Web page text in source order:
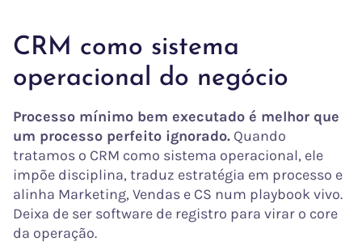
CRM como sistema
operacional do negócio
Processo mínimo bem executado é melhor que
um processo perfeito ignorado. Quando
tratamos o CRM como sistema operacional, ele
impõe disciplina, traduz estratégia em processo e
alinha Marketing, Vendas e CS num playbook vivo.
Deixa de ser software de registro para virar o core
da operação.